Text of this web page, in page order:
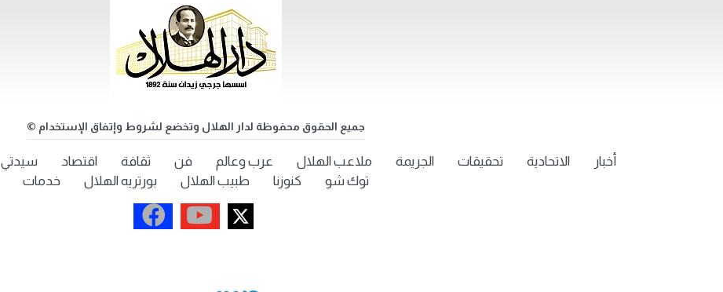
جميع الحقوق محفوظة لدار الهلال وتخضع لشروط وإتفاق الإستخدام ©
أخبار الاتحادية تحقيقات الجريمة ملاعب الهلال عرب وعالم فن ثقافة اقتصاد سيدتي
توك شو
كنوزنا طبيب الهلال بورتريه الهلال خدمات